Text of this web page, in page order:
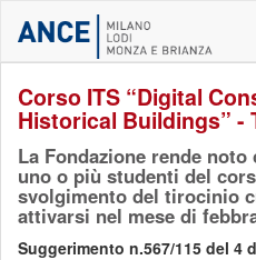
Corso ITS “Digital
Historical Buildings”
La Fondazione rende
uno o più studenti del
svolgimento del tirocinio
attivarsi nel mese di
Suggerimento n.567/115 del 4